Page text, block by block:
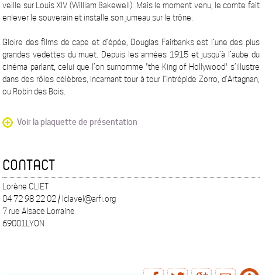
veille sur Louis XIV (William Bakewell). Mais le moment venu, le comte fait
enlever le souverain et installe son jumeau sur le trône.
Gloire des films de cape et d’épée, Douglas Fairbanks est l’une des plus
grandes vedettes du muet. Depuis les années 1915 et jusqu’à l’aube du
cinéma parlant, celui que l’on surnomme "the King of Hollywood" s’illustre
dans des rôles célèbres, incarnant tour à tour l’intrépide Zorro, d’Artagnan,
ou Robin des Bois.
Voir la plaquette de présentation
CONTACT
Lorène CLIET
04 72 98 22 02 / lclavel@arfi.org
7 rue Alsace Lorraine
69001LYON